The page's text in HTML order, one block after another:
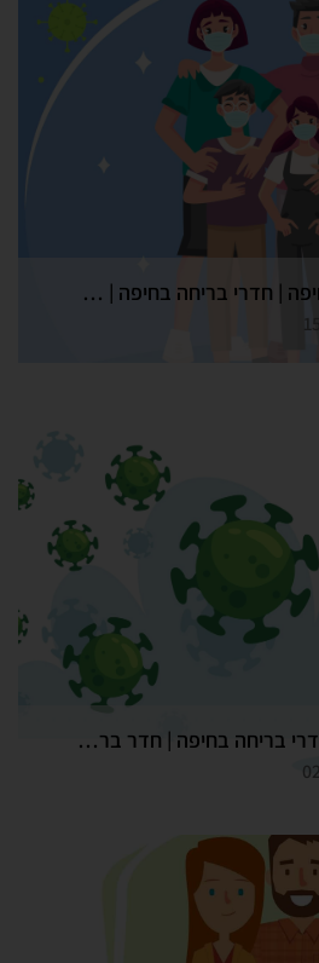
אטרקציות בקורונה בחיפה | חדרי בריחה בחיפה | גלדיאטור
אטרקציות בקורונה | חדרי בריחה בחיפה | חדר בריחה גלדיאטור